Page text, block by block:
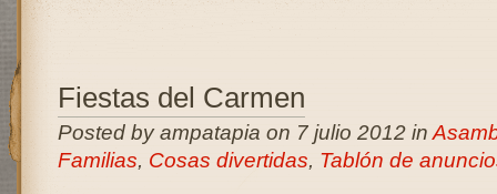
Fiestas del Carmen
Posted by ampatapia on 7 julio 2012 in
Familias, Cosas divertidas, Tablón de